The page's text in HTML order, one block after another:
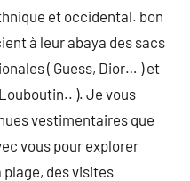
et occidental. bon
à leur abaya des sacs
( Guess, Dior… ) et
). Je vous
vestimentaires que
vous pour explorer
plage, des visites